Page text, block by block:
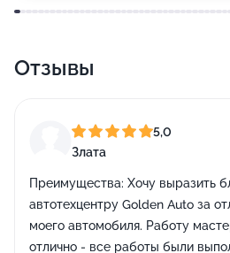
Отзывы
5,0
Злата
Преимущества: Хочу выразить
автотехцентру Golden Auto за
моего автомобиля. Работу
отлично - все работы были